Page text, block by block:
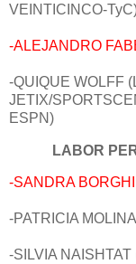
VEINTICINCO-
-ALEJANDRO
-QUIQUE WOLFF
JETIX/
ESPN)
LABOR
-SANDRA
-PATRICIA
-SILVIA